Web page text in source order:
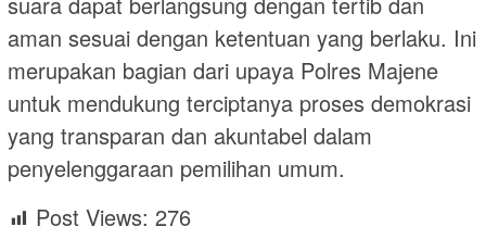
aman sesuai dengan ketentuan yang berlaku. Ini
merupakan bagian dari upaya Polres Majene
untuk mendukung terciptanya proses demokrasi
yang transparan dan akuntabel dalam
penyelenggaraan pemilihan umum.
Post Views: 276